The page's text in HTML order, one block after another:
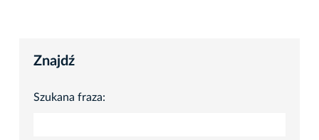
Znajdź
Szukana fraza: